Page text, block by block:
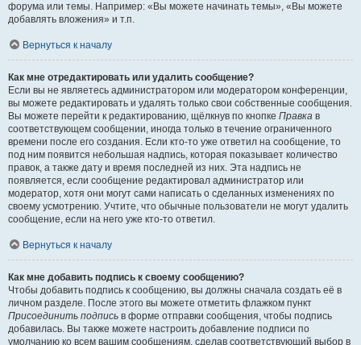
форума или темы. Например: «Вы можете начинать темы», «Вы можете
добавлять вложения» и т.п.
Вернуться к началу
Как мне отредактировать или удалить сообщение?
Если вы не являетесь администратором или модератором конференции,
вы можете редактировать и удалять только свои собственные сообщения.
Вы можете перейти к редактированию, щёлкнув по кнопке Правка в
соответствующем сообщении, иногда только в течение ограниченного
времени после его создания. Если кто-то уже ответил на сообщение, то
под ним появится небольшая надпись, которая показывает количество
правок, а также дату и время последней из них. Эта надпись не
появляется, если сообщение редактировал администратор или
модератор, хотя они могут сами написать о сделанных изменениях по
своему усмотрению. Учтите, что обычные пользователи не могут удалить
сообщение, если на него уже кто-то ответил.
Вернуться к началу
Как мне добавить подпись к своему сообщению?
Чтобы добавить подпись к сообщению, вы должны сначала создать её в
личном разделе. После этого вы можете отметить флажком пункт
Присоединить подпись в форме отправки сообщения, чтобы подпись
добавилась. Вы также можете настроить добавление подписи по
умолчанию ко всем вашим сообщениям, сделав соответствующий выбор в